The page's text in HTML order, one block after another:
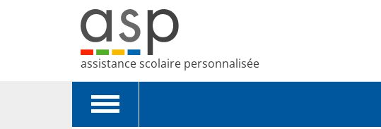
assistance scolaire personnalisée
Toggle